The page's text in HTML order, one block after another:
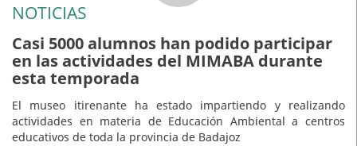
NOTICIAS
Casi 5000 alumnos han podido participar
en las actividades del MIMABA durante
esta temporada
El museo itirenante ha estado impartiendo y realizando
actividades en materia de Educación Ambiental a centros
educativos de toda la provincia de Badajoz